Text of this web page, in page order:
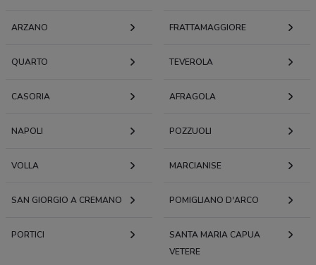
ARZANO FRATTAMAGGIORE
QUARTO TEVEROLA
CASORIA AFRAGOLA
NAPOLI POZZUOLI
VOLLA MARCIANISE
SAN GIORGIO A CREMANO POMIGLIANO D'ARCO
PORTICI
SANTA MARIA CAPUA
VETERE